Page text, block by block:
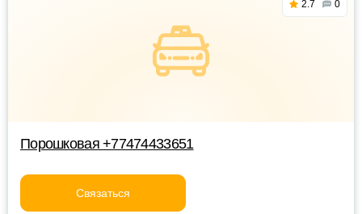
2.7 0
Порошковая +77474433651
Связаться